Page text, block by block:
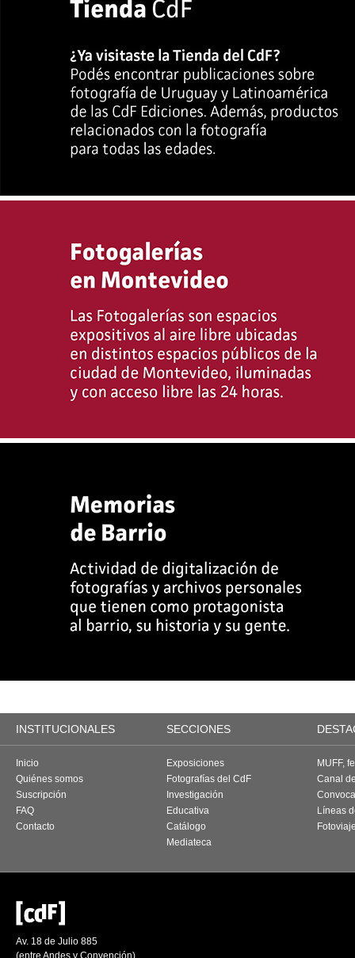
INSTITUCIONALES SECCIONES
Inicio
Quiénes somos
Suscripción
FAQ
Contacto
Exposiciones
Fotografías del CdF
Investigación
Educativa
Catálogo
Mediateca
MUFF,
Canal
Líneas
Av. 18 de Julio 885
(entre Andes y Convención)